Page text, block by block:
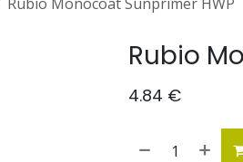
Rubio
4.84 €